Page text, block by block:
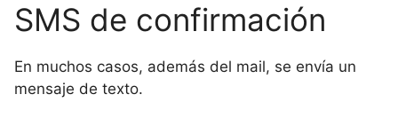
SMS de confirmación
En muchos casos, además del mail, se envía un
mensaje de texto.